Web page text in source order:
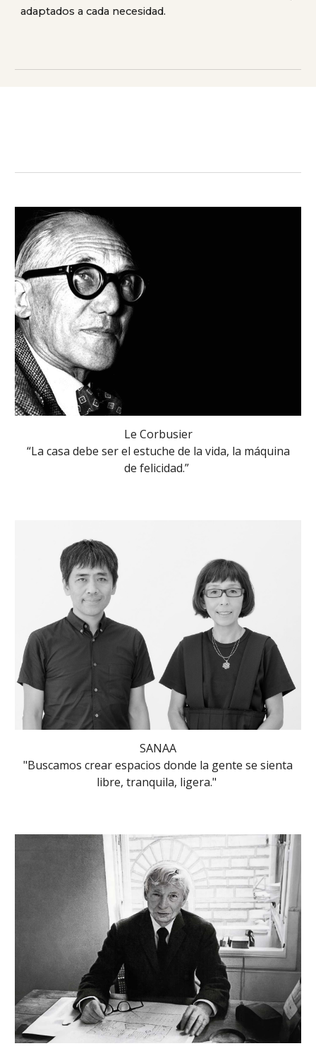
adaptados a cada necesidad.
Le Corbusier
“La casa debe ser el estuche de la vida, la máquina
de felicidad.”
SANAA
"Buscamos crear espacios donde la gente se sienta
libre, tranquila, ligera."